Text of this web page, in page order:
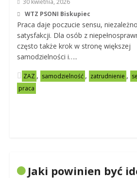
30 kwietnia, 2026
WTZ PSONI Biskupiec
Praca daje poczucie sensu,
satysfakcji. Dla osób z
często także krok w stronę większej
samodzielności i…..
ZAZ , samodzielność , zatrudnienie ,
praca
Jaki powinien być